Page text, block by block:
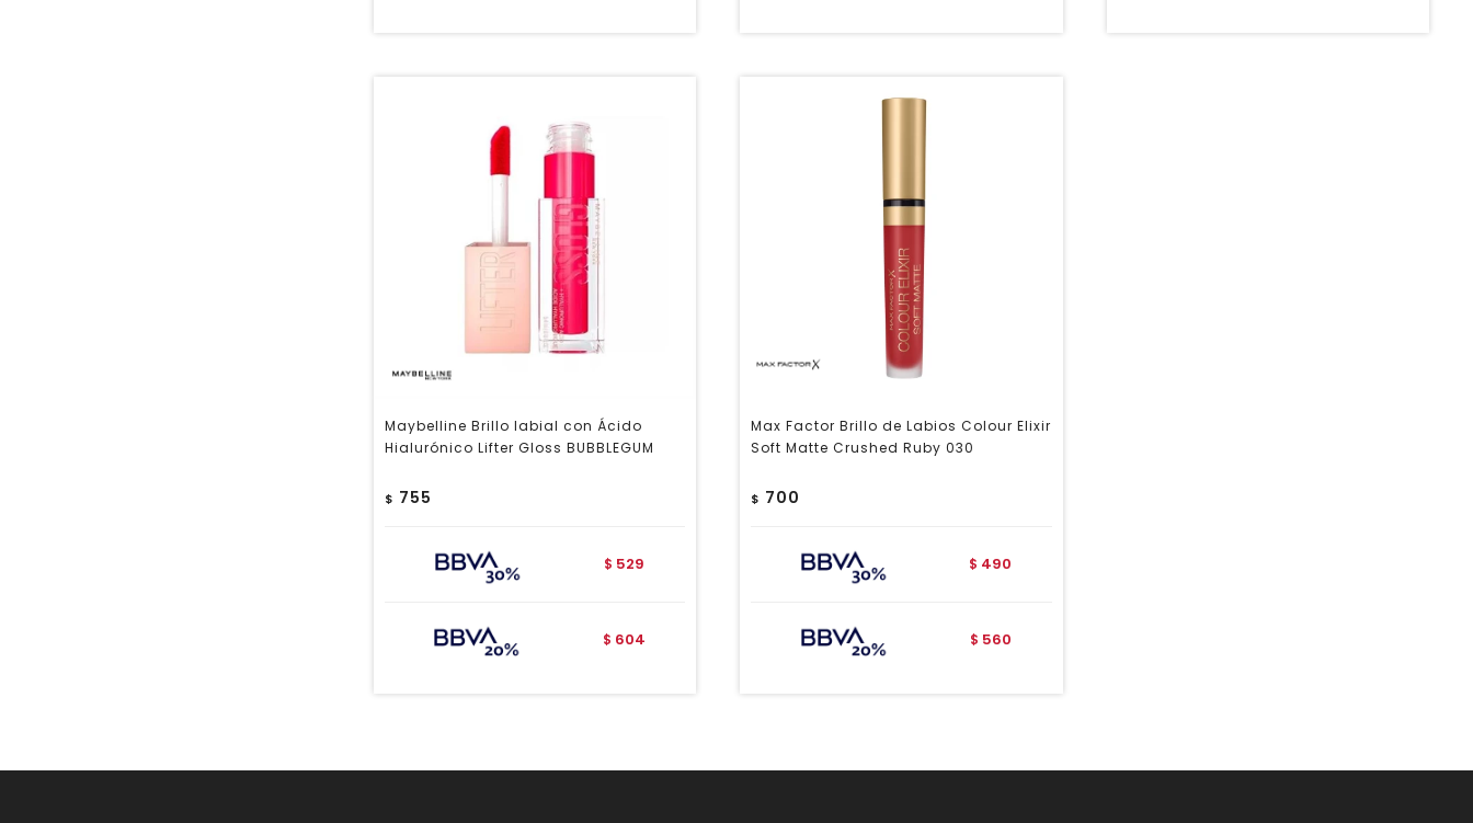
Maybelline Brillo labial con Ácido
Hialurónico Lifter Gloss BUBBLEGUM
$ 755
$ 529
$ 604
Max Factor Brillo de Labios Colour Elixir
Soft Matte Crushed Ruby 030
$ 700
$ 490
$ 560